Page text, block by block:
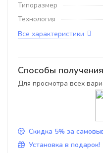
Типоразмер
Технология
Все характеристики
Способы
Для просмотра всех
Скидка 5% за
Установка в подарок!